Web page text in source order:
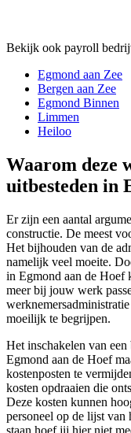
Bekijk ook payroll
Egmond aan Zee
Bergen aan Zee
Egmond Binnen
Limmen
Heiloo
Waarom deze
uitbesteden in
Er zijn een aantal
constructie. De meest
Het bijhouden van de
namelijk veel moeite.
in Egmond aan de Hoef
meer bij jouw werk
moeilijk te begrijpen.
Het inschakelen van
Egmond aan de Hoef
kostenposten te
kosten opdraaien die
Deze kosten kunnen
personeel op de lijst
staan hoef jij hier niet